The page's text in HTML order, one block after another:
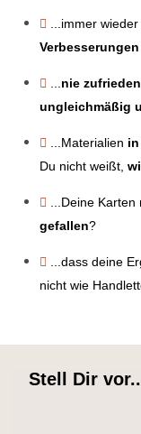
...immer
nie
ungleichmäßig
...Materialien
Du nicht weißt,
...Deine Karten
gefallen?
...dass deine
nicht wie
Stell Dir